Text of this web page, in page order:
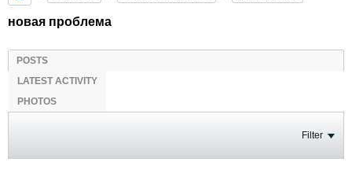
новая проблема
POSTS
LATEST ACTIVITY
PHOTOS
Filter